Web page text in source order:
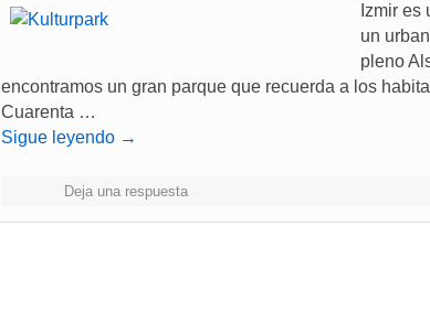
Izmir es
un
pleno
encontramos un gran parque que recuerda a los
Cuarenta …
Sigue leyendo →
Deja una respuesta